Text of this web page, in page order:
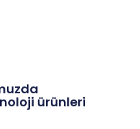
ürünleri